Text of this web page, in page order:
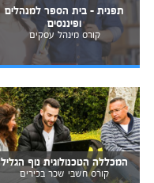
תפנית - בית הספר למנהלים
ופיננסים
קורס מינהל עסקים
המכללה הטכנולוגית נוף הגליל
קורס חשבי שכר בכירים